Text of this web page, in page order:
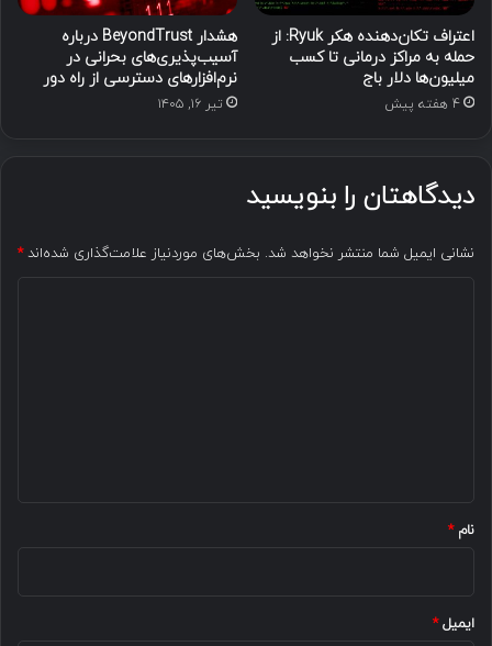
اعتراف تکان‌دهنده هکر Ryuk: از
حمله به مراکز درمانی تا کسب
میلیون‌ها دلار باج
4 هفته پیش
هشدار BeyondTrust درباره
آسیب‌پذیری‌های بحرانی در
نرم‌افزارهای دسترسی از راه دور
تیر ۱۶, ۱۴۰۵
دیدگاهتان را بنویسید
نشانی ایمیل شما منتشر نخواهد شد. بخش‌های موردنیاز علامت‌گذاری شده‌اند*
نام*
ایمیل*